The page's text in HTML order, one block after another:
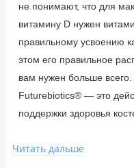
не понимают, что для
витамину D нужен
правильному усвоению
этом его правильное
вам нужен больше
Futurebiotics® — это
поддержки здоровья
Рекомендации по
Читать дальше